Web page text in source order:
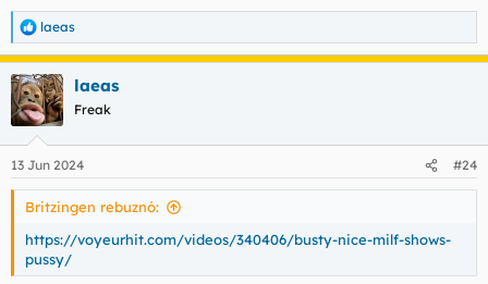
R
e
a
c
c
i
e
s
laeas
laeas
Freak
13 Jun 2024 #24
Britzingen rebuznó:
https://voyeurhit.com/videos/340406/busty-nice-milf-shows-
pussy/